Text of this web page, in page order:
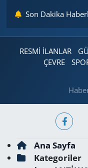
Son Dakika
RESMİ İLANLAR
ÇEVRE
Ana Sayfa
Kategoriler